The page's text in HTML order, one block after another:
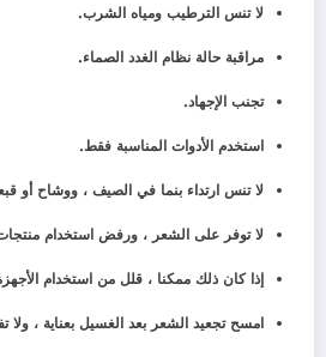
لا تنس الترطيب ومياه الشرب.
مراقبة حالة نظام الغدد الصماء.
تجنب الإجهاد.
استخدم الأدوات المناسبة فقط.
لا تنس ارتداء بنما في الصيف ، ووشاح أو
لا توفر على الشعر ، ورفض استخدام
إذا كان ذلك ممكنا ، قلل من استخدام
امسح تجعيد الشعر بعد الغسيل بعناية ، ولا